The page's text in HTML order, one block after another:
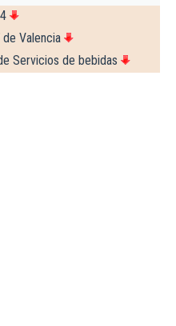
Valencia
Servicios de bebidas